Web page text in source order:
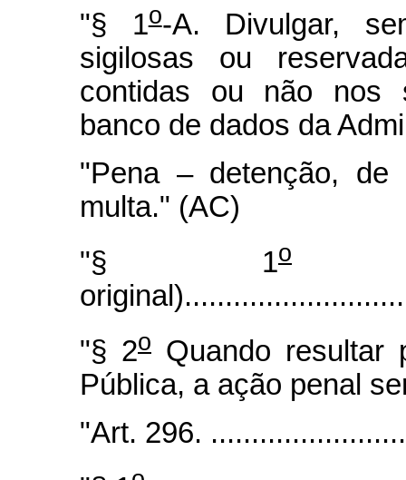
"§ 1o-A. Divulgar,
sigilosas ou
contidas ou não nos
banco de dados da
"Pena – detenção,
multa." (AC)
"§ 1o
"§ 2o Quando resultar
Pública, a ação penal
"Art. 296.